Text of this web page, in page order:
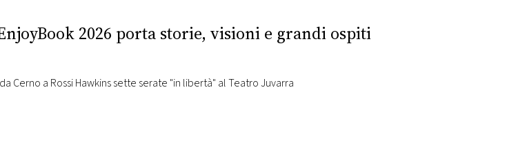
2026 porta storie, visioni e grandi ospiti
Cerno a Rossi Hawkins sette serate "in libertà" al Teatro Juvarra